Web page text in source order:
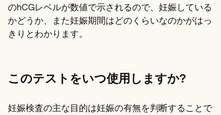
のhCGレベルが数値で示されるので、妊娠している
かどうか、また妊娠期間はどのくらいなのかがはっ
きりとわかります。
このテストをいつ使用しますか?
妊娠検査の主な目的は妊娠の有無を判断することで